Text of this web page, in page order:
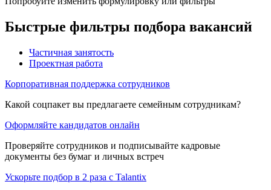
Быстрые фильтры подбора вакансий
Частичная занятость
Проектная работа
Корпоративная поддержка сотрудников
Какой соцпакет вы предлагаете семейным сотрудникам?
Оформляйте кандидатов онлайн
Проверяйте сотрудников и подписывайте кадровые
документы без бумаг и личных встреч
Ускорьте подбор в 2 раза с Talantix